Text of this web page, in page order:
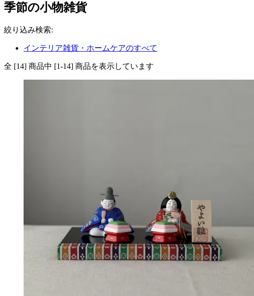
季節の小物雑貨
絞り込み検索:
インテリア雑貨・ホームケアのすべて
全 [14] 商品中 [1-14] 商品を表示しています